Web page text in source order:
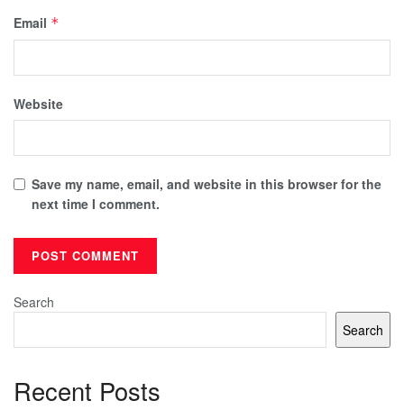
Email *
Website
Save my name, email, and website in this browser for the
next time I comment.
Search
Search
Recent Posts